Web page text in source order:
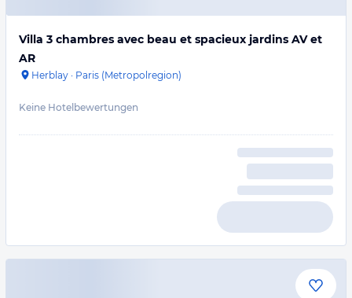
Villa 3 chambres avec beau et spacieux jardins AV et
AR
Herblay · Paris (Metropolregion)
Keine Hotelbewertungen